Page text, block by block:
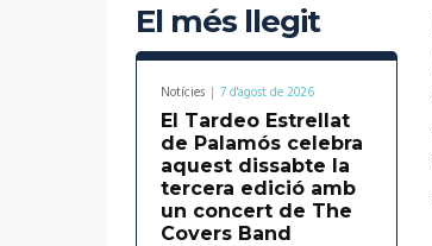
El més llegit
Notícies 7 d'agost de 2026
El Tardeo Estrellat
de Palamós celebra
aquest dissabte la
tercera edició amb
un concert de The
Covers Band